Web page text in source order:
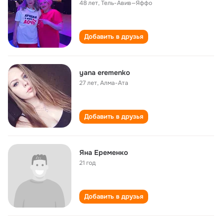
48 лет,Тель-Авив—Яффо
Добавить в друзья
yana eremenko
27 лет,Алма-Ата
Добавить в друзья
Яна Еременко
21 год
Добавить в друзья